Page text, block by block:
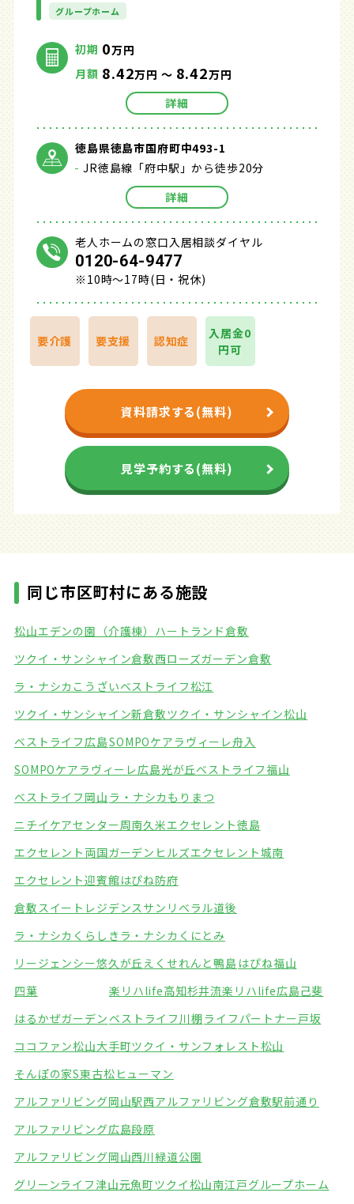
グループホーム
初期 0万円
月額 8.42万円 ～ 8.42万円
詳細
徳島県徳島市国府町中493-1
JR徳島線「府中駅」から徒歩20分
詳細
老人ホームの窓口入居相談ダイヤル
0120-64-9477
※10時～17時(日・祝休)
要介護 要支援 認知症
入居金0
円可
資料請求する(無料)
見学予約する(無料)
同じ市区町村にある施設
松山エデンの園（介護棟） ハートランド倉敷
ツクイ・サンシャイン倉敷西ローズガーデン倉敷
ラ・ナシカこうざいベストライフ松江
ツクイ・サンシャイン新倉敷ツクイ・サンシャイン松山
ベストライフ広島SOMPOケアラヴィーレ舟入
SOMPOケアラヴィーレ広島光が丘ベストライフ福山
ベストライフ岡山 ラ・ナシカもりまつ
ニチイケアセンター周南久米エクセレント徳島
エクセレント両国ガーデンヒルズエクセレント城南
エクセレント迎賓館はぴね防府
倉敷スイートレジデンスサンリベラル道後
ラ・ナシカくらしき ラ・ナシカくにとみ
リージェンシー悠久が丘えくせれんと鴨島 はぴね福山
四葉
楽リハlife高知杉井流楽リハlife広島己斐
はるかぜガーデン ベストライフ川棚ライフパートナー戸坂
ココファン松山大手町ツクイ・サンフォレスト松山
そんぽの家S東古松 ヒューマン
アルファリビング岡山駅西アルファリビング倉敷駅前通り
アルファリビング広島段原
アルファリビング岡山西川緑道公園
グリーンライフ津山元魚町ツクイ松山南江戸グループホーム